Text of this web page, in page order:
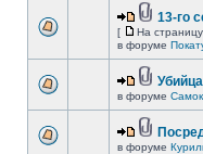
13-го
[ На
в форуме
в форуме
в форуме